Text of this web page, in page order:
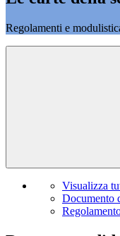
Regolamenti e
Visualizza
Documento